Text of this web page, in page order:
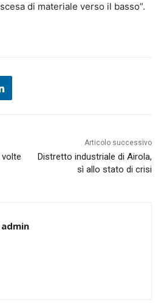
di materiale verso il basso”.
Articolo successivo
Distretto industriale di Airola,
sì allo stato di crisi
admin